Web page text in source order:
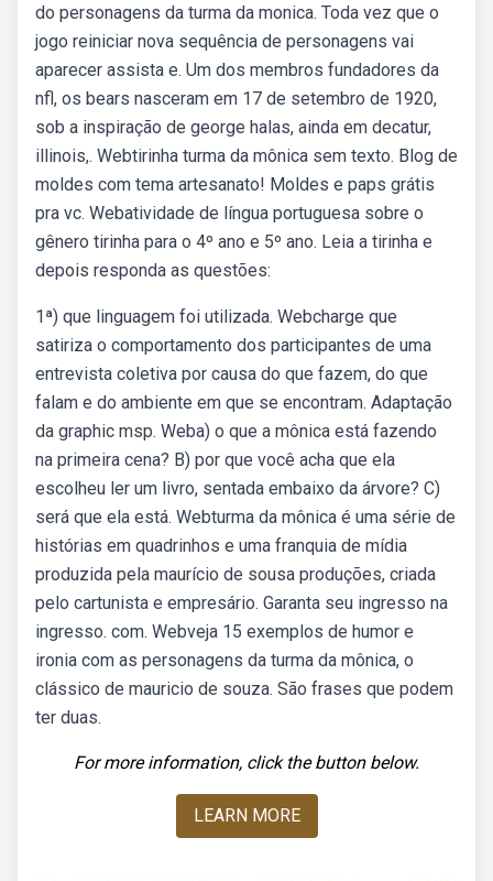
do personagens da turma da monica. Toda vez que o
jogo reiniciar nova sequência de personagens vai
aparecer assista e. Um dos membros fundadores da
nfl, os bears nasceram em 17 de setembro de 1920,
sob a inspiração de george halas, ainda em decatur,
illinois,. Webtirinha turma da mônica sem texto. Blog de
moldes com tema artesanato! Moldes e paps grátis
pra vc. Webatividade de língua portuguesa sobre o
gênero tirinha para o 4º ano e 5º ano. Leia a tirinha e
depois responda as questões:
1ª) que linguagem foi utilizada. Webcharge que
satiriza o comportamento dos participantes de uma
entrevista coletiva por causa do que fazem, do que
falam e do ambiente em que se encontram. Adaptação
da graphic msp. Weba) o que a mônica está fazendo
na primeira cena? B) por que você acha que ela
escolheu ler um livro, sentada embaixo da árvore? C)
será que ela está. Webturma da mônica é uma série de
histórias em quadrinhos e uma franquia de mídia
produzida pela maurício de sousa produções, criada
pelo cartunista e empresário. Garanta seu ingresso na
ingresso. com. Webveja 15 exemplos de humor e
ironia com as personagens da turma da mônica, o
clássico de mauricio de souza. São frases que podem
ter duas.
For more information, click the button below.
LEARN MORE